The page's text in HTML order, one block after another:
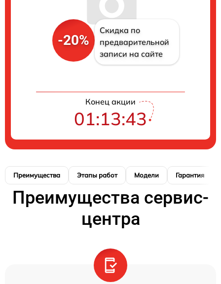
-20%
Скидка по
предварительной
записи на сайте
Конец акции
01:13:42
Преимущества Этапы работ Модели Гарантия
Преимущества сервис-
центра